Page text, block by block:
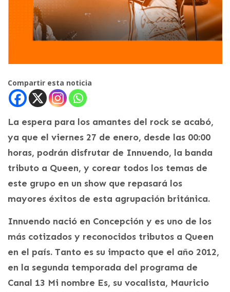
Compartir esta noticia
La espera para los amantes del rock se acabó,
ya que el viernes 27 de enero, desde las 00:00
horas, podrán disfrutar de Innuendo, la banda
tributo a Queen, y corear todos los temas de
este grupo en un show que repasará los
mayores éxitos de esta agrupación británica.
Innuendo nació en Concepción y es uno de los
más cotizados y reconocidos tributos a Queen
en el país. Tanto es su impacto que el año 2012,
en la segunda temporada del programa de
Canal 13 Mi nombre Es, su vocalista, Mauricio